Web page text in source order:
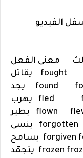
الفيديو
معنى الفعل
fought
يقاتل
found
يجد
fled
يهرب
flown
يطير
forgotten
ينسى
forgiven يسامح
frozen يتجمّد